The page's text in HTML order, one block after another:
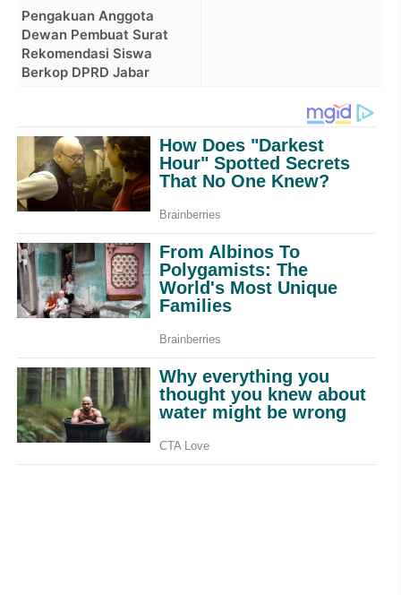
Pengakuan Anggota
Dewan Pembuat Surat
Rekomendasi Siswa
Berkop DPRD Jabar